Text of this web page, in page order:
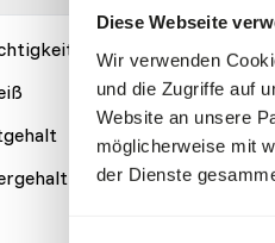
Diese Webseite
Wir verwenden
und die Zugriffe auf
Website an unsere
möglicherweise mit
der Dienste
16%
13%
0,2%